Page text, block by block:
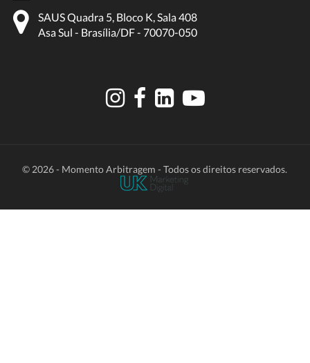
SAUS Quadra 5, Bloco K, Sala 408
Asa Sul - Brasília/DF - 70070-050
© 2026 - Momento Arbitragem - Todos os direitos reservados.